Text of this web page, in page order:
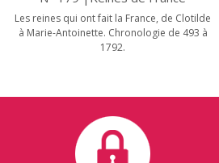
Les reines qui ont fait la France, de Clotilde
à Marie-Antoinette. Chronologie de 493 à
1792.